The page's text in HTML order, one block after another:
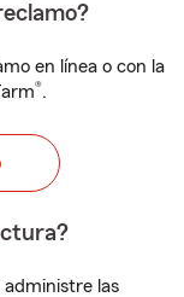
en línea o con la
®.
administre las